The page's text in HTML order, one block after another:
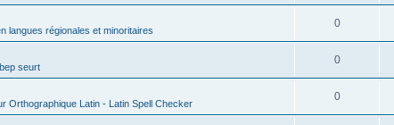
langues régionales et minoritaires
0
seurt
0
Orthographique Latin - Latin Spell Checker
0